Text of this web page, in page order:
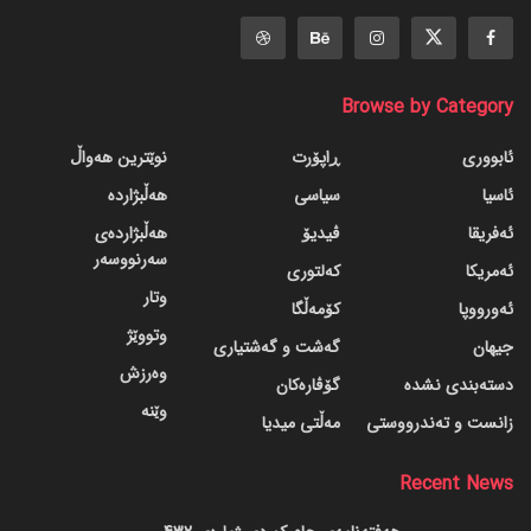
Browse by Category
ئابووری
ئاسیا
ئەفریقا
ئەمریکا
ئەورووپا
جیهان
دسته‌بندی نشده
زانست و تەندرووستی
ڕاپۆرت
سیاسی
ڤیدیۆ
کەلتوری
کۆمەڵگا
گه‌شت و گه‌شتیاری
گۆڤاره‌کان
مەڵتی میدیا
نوێترین هەواڵ
هەڵبژاردە
هەڵبژاردەی
سەرنووسەر
وتار
وتووێژ
وەرزش
وێنە
Recent News